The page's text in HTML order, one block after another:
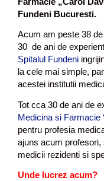
Fundeni Bucuresti.
Acum am peste 38
30 de ani de
Spitalul Fundeni
la cele mai simple,
acestei institutii
Tot cca 30 de ani de
Medicina si Farmacie
pentru profesia
ajuns acum
medicii rezidenti si
Unde lucrez acum?